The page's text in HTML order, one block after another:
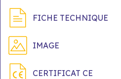
FICHE TECHNIQUE
IMAGE
CERTIFICAT CE